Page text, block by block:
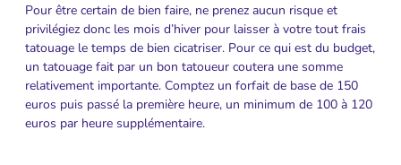
Pour être certain de bien faire, ne prenez aucun risque et
privilégiez donc les mois d’hiver pour laisser à votre tout frais
tatouage le temps de bien cicatriser. Pour ce qui est du budget,
un tatouage fait par un bon tatoueur coutera une somme
relativement importante. Comptez un forfait de base de 150
euros puis passé la première heure, un minimum de 100 à 120
euros par heure supplémentaire.